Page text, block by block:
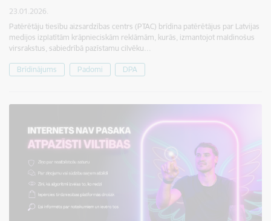
23.01.2026.
Patērētāju tiesību aizsardzības centrs (PTAC) brīdina patērētājus par Latvijas
medijos izplatītām krāpnieciskām reklāmām, kurās, izmantojot maldinošus
virsrakstus, sabiedrībā pazīstamu cilvēku…
Brīdinājums Padomi DPA